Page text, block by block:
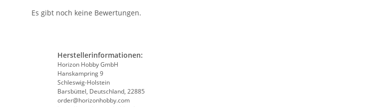
Es gibt noch keine Bewertungen.
Herstellerinformationen:
Horizon Hobby GmbH
Hanskampring 9
Schleswig-Holstein
Barsbüttel, Deutschland, 22885
order@horizonhobby.com